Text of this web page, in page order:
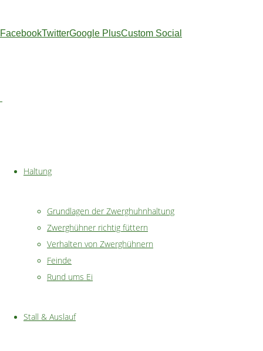
FacebookTwitterGoogle PlusCustom Social
Haltung
Grundlagen der Zwerghuhnhaltung
Zwerghühner richtig füttern
Verhalten von Zwerghühnern
Feinde
Rund ums Ei
Stall & Auslauf
Die
gefärbte
auf
unseren
Ostertisch.
mich